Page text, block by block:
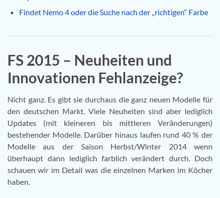
Findet Nemo 4 oder die Suche nach der „richtigen“ Farbe
FS 2015 – Neuheiten und
Innovationen Fehlanzeige?
Nicht ganz. Es gibt sie durchaus die ganz neuen Modelle für
den deutschen Markt. Viele Neuheiten sind aber lediglich
Updates (mit kleineren bis mittleren Veränderungen)
bestehender Modelle. Darüber hinaus laufen rund 40 % der
Modelle aus der Saison Herbst/Winter 2014 wenn
überhaupt dann lediglich farblich verändert durch. Doch
schauen wir im Detail was die einzelnen Marken im Köcher
haben.